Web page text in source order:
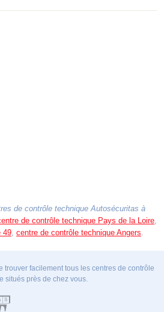
de contrôle technique Autosécuritas à
de contrôle technique Pays de la Loire,
49, centre de contrôle technique Angers.
trouver facilement tous les centres de contrôle
situés près de chez vous.